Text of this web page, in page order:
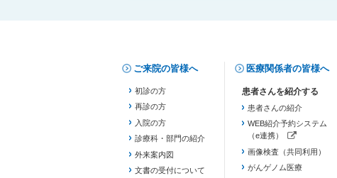
ご来院の皆様へ
初診の方
再診の方
入院の方
診療科・部門の紹介
外来案内図
文書の受付について
医療関係者の皆様へ
患者さんの紹介
WEB紹介予約システム
（e連携）
（新しいタブで開きます）
画像検査（共同利用）
がんゲノム医療